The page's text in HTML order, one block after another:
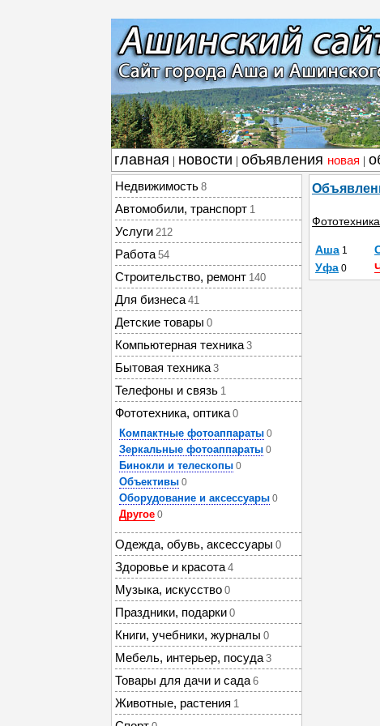
главная новости объявления новая
Недвижимость 8
Автомобили, транспорт 1
Услуги 212
Работа 54
Строительство, ремонт 140
Для бизнеса 41
Детские товары 0
Компьютерная техника 3
Бытовая техника 3
Телефоны и связь 1
Фототехника, оптика 0
Компактные фотоаппараты 0
Зеркальные фотоаппараты 0
Бинокли и телескопы 0
Объективы 0
Оборудование и аксессуары 0
Другое 0
Одежда, обувь, аксессуары 0
Здоровье и красота 4
Музыка, искусство 0
Праздники, подарки 0
Книги, учебники, журналы 0
Мебель, интерьер, посуда 3
Товары для дачи и сада 6
Животные, растения 1
Аша 1
Уфа 0